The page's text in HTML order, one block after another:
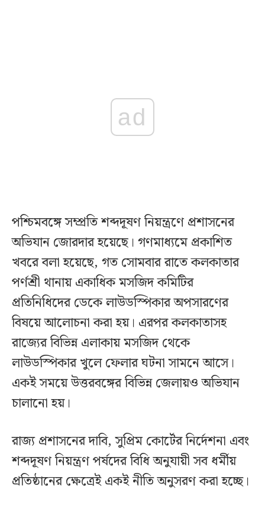
ad
পশ্চিমবঙ্গে সম্প্রতি শব্দদূষণ নিয়ন্ত্রণে প্রশাসনের
অভিযান জোরদার হয়েছে। গণমাধ্যমে প্রকাশিত
খবরে বলা হয়েছে, গত সোমবার রাতে কলকাতার
পর্ণশ্রী থানায় একাধিক মসজিদ কমিটির
প্রতিনিধিদের ডেকে লাউডস্পিকার অপসারণের
বিষয়ে আলোচনা করা হয়। এরপর কলকাতাসহ
রাজ্যের বিভিন্ন এলাকায় মসজিদ থেকে
লাউডস্পিকার খুলে ফেলার ঘটনা সামনে আসে।
একই সময়ে উত্তরবঙ্গের বিভিন্ন জেলায়ও অভিযান
চালানো হয়।
রাজ্য প্রশাসনের দাবি, সুপ্রিম কোর্টের নির্দেশনা এবং
শব্দদূষণ নিয়ন্ত্রণ পর্ষদের বিধি অনুযায়ী সব ধর্মীয়
প্রতিষ্ঠানের ক্ষেত্রেই একই নীতি অনুসরণ করা হচ্ছে।